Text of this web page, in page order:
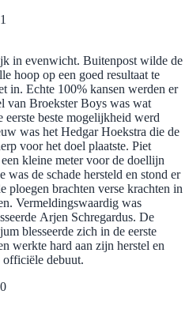
in evenwicht. Buitenpost wilde de
hoop op een goed resultaat te
in. Echte 100% kansen werden er
van Broekster Boys was wat
beste mogelijkheid werd
was het Hedgar Hoekstra die de
voor het doel plaatste. Piet
kleine meter voor de doellijn
was de schade hersteld en stond er
ploegen brachten verse krachten in
Vermeldingswaardig was
Arjen Schregardus. De
blesseerde zich in de eerste
werkte hard aan zijn herstel en
debuut.